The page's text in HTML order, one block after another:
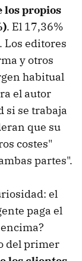
los propios
. El 17,36%
Los editores
y otros
habitual
el autor
si se trabaja
que su
costes"
partes".
el
paga el
del primer